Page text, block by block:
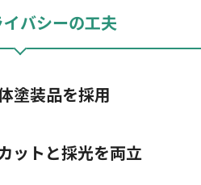
バシーの工夫
塗装品を採用
ットと採光を両立